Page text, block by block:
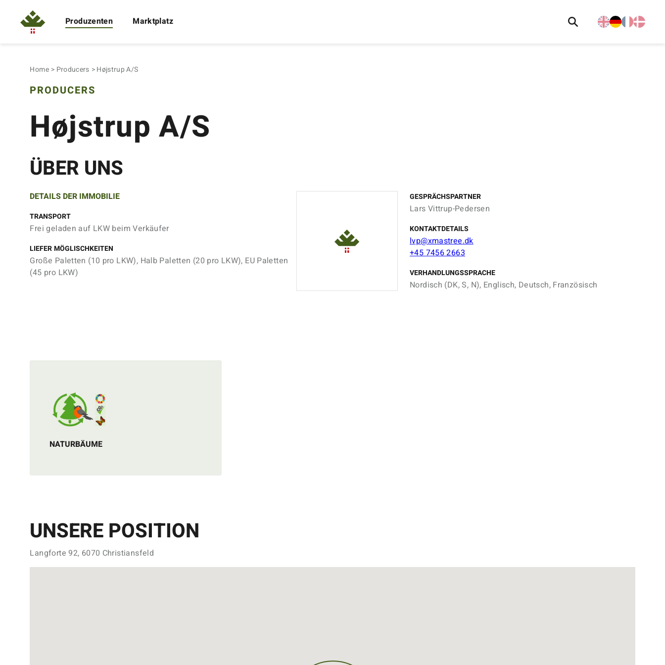
Produzenten Marktplatz
Home Producers Højstrup A/S
PRODUCERS
Højstrup A/S
ÜBER UNS
DETAILS DER IMMOBILIE
TRANSPORT
Frei geladen auf LKW beim Verkäufer
LIEFER MÖGLISCHKEITEN
Große Paletten (10 pro LKW), Halb Paletten (20 pro LKW), EU Paletten
(45 pro LKW)
GESPRÄCHSPARTNER
Lars Vittrup-Pedersen
KONTAKTDETAILS
lvp@xmastree.dk
+45 7456 2663
VERHANDLUNGSSPRACHE
Nordisch (DK, S, N), Englisch, Deutsch, Französisch
NATURBÄUME
UNSERE POSITION
Langforte 92, 6070 Christiansfeld